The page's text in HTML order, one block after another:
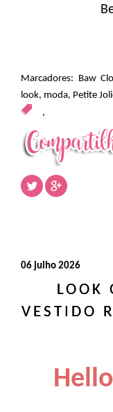
Marcadores: Baw
look, moda, Petite
,
06 julho 2026
LOOK
VESTIDO